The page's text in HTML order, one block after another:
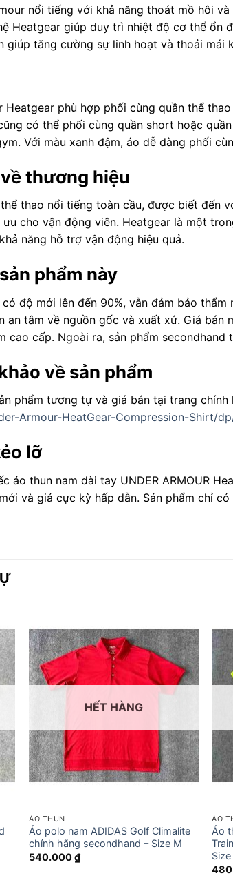
nổi tiếng với khả năng thoát mồ hôi
Heatgear giúp duy trì nhiệt độ cơ thể ổn
giúp tăng cường sự linh hoạt và thoải mái
phù hợp phối cùng quần thể
có thể phối cùng quần short hoặc
Với màu xanh đậm, áo dễ dàng phối
thương hiệu
thao nổi tiếng toàn cầu, được biết đến
cho vận động viên. Heatgear là một
năng hỗ trợ vận động hiệu quả.
phẩm này
độ mới lên đến 90%, vẫn đảm bảo
an tâm về nguồn gốc và xuất xứ. Giá
cao cấp. Ngoài ra, sản phẩm
về sản phẩm
phẩm tương tự và giá bán tại trang
Armour-HeatGear-Compression-Shirt/
lỡ
áo thun nam dài tay UNDER ARMOUR
và giá cực kỳ hấp dẫn. Sản phẩm chỉ
HẾT HÀNG
ÁO THUN
Áo polo nam ADIDAS Golf Climalite
chính hãng secondhand – Size M
540.000₫
ÁO
Áo